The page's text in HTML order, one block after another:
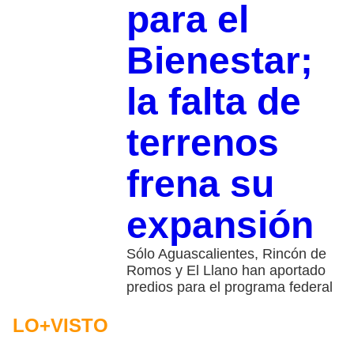
para el
Bienestar;
la falta de
terrenos
frena su
expansión
Sólo Aguascalientes, Rincón de
Romos y El Llano han aportado
predios para el programa federal
LO+VISTO